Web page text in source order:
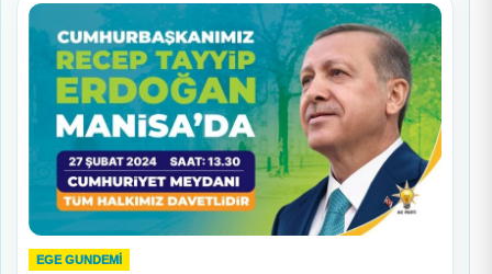
EGE GUNDEMİ